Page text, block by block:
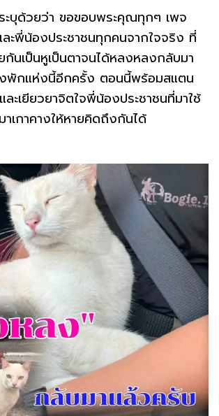
ะบุด้วยว่า ขอขอบพระคุณทุกๆ เพจ
ะพี่น้องประชาชนทุกคนจากใจจริง ที่
นเป็นหูเป็นตาจนได้หลงหลงกลับมา
งพักแห่งนี้อีกครั้ง ตอนนี้พร้อมสแตน
ะเยียวยาจิตใจพี่น้องประชาชนที่มาใช้
าเกาคางให้หายคิดถึงกันได้